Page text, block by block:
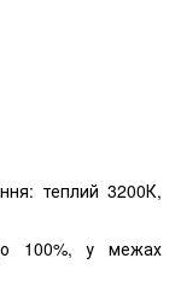
теплий 3200К,
100%, у межах